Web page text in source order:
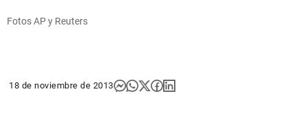
Fotos AP y Reuters
18 de noviembre de 2013